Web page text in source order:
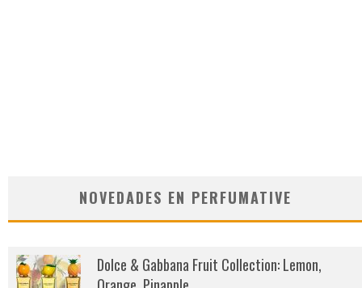
NOVEDADES EN PERFUMATIVE
Dolce & Gabbana Fruit Collection: Lemon,